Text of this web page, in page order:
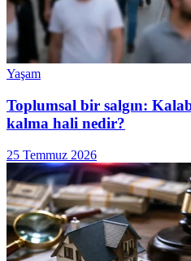
Yaşam
Toplumsal bir salgın:
kalma hali nedir?
25 Temmuz 2026